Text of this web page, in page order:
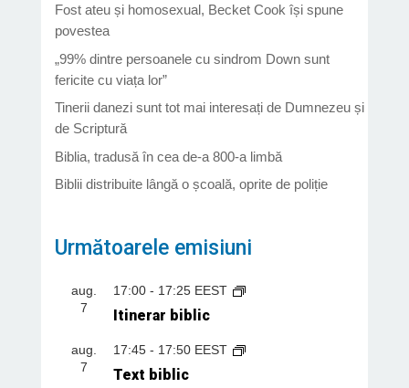
Fost ateu și homosexual, Becket Cook își spune
povestea
„99% dintre persoanele cu sindrom Down sunt
fericite cu viața lor”
Tinerii danezi sunt tot mai interesați de Dumnezeu și
de Scriptură
Biblia, tradusă în cea de-a 800-a limbă
Biblii distribuite lângă o școală, oprite de poliție
Următoarele emisiuni
aug.
7
17:00- 17:25 EEST
Itinerar biblic
aug.
7
17:45- 17:50 EEST
Text biblic